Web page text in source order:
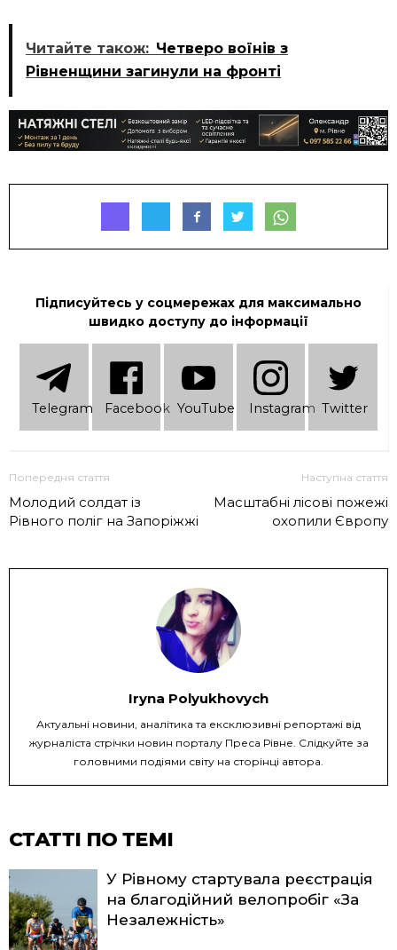
Читайте також: Четверо воїнів з
Рівненщини загинули на фронті
Підписуйтесь у соцмережах для максимально
швидко доступу до інформації
Telеgram Facebook YouTube Instagram Twitter
Попередня стаття
Молодий солдат із
Рівного поліг на Запоріжжі
Наступна стаття
Масштабні лісові пожежі
охопили Європу
Iryna Polyukhovych
Актуальні новини, аналітика та ексклюзивні репортажі від
журналіста стрічки новин порталу Преса Рівне. Слідкуйте за
головними подіями світу на сторінці автора.
СТАТТІ ПО ТЕМІ
У Рівному стартувала реєстрація
на благодійний велопробіг «За
Незалежність»